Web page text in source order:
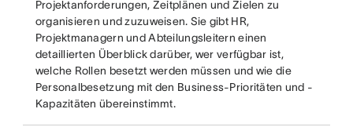
Projektanforderungen, Zeitplänen und Zielen zu
organisieren und zuzuweisen. Sie gibt HR,
Projektmanagern und Abteilungsleitern einen
detaillierten Überblick darüber, wer verfügbar ist,
welche Rollen besetzt werden müssen und wie die
Personalbesetzung mit den Business-Prioritäten und -
Kapazitäten übereinstimmt.